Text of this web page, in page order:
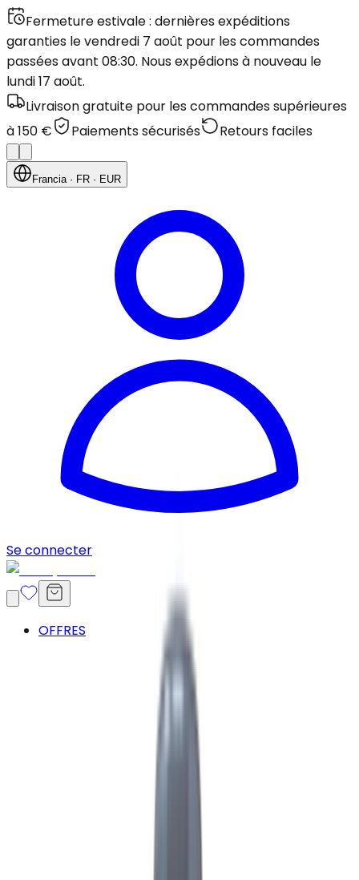
Fermeture estivale : dernières expéditions
garanties le vendredi 7 août pour les commandes
passées avant 08:30. Nous expédions à nouveau le
lundi 17 août.
Livraison gratuite pour les commandes supérieures
à 150 €
Paiements sécurisés Retours faciles
Francia· FR · EUR
Se connecter
OFFRES